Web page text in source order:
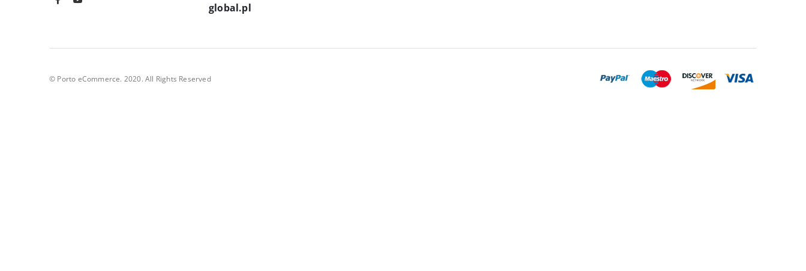
global.pl
© Porto eCommerce. 2020. All Rights Reserved